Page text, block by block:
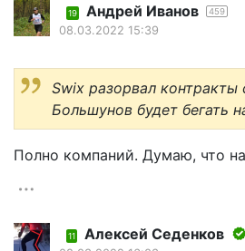
19 Андрей Иванов 459
08.03.2022 15:39
Swix разорвал
Большунов будет бегать
Полно компаний. Думаю, что
11 Алексей Седенков